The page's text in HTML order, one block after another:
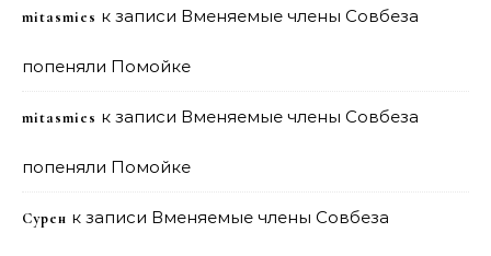
mitasmies к записи Вменяемые члены Совбеза
попеняли Помойке
mitasmies к записи Вменяемые члены Совбеза
попеняли Помойке
Сурен к записи Вменяемые члены Совбеза